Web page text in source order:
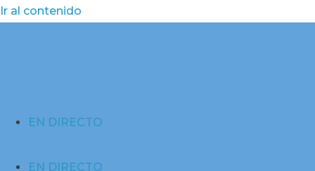
Ir al contenido
EN DIRECTO
EN DIRECTO